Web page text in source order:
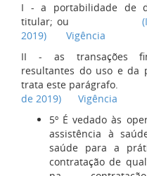
I - a portabilidade de
titular; ou
2019)
Vigência
II - as transações
resultantes do uso e da
trata este
de 2019)
Vigência
5º É vedado às
assistência à
saúde para a
contratação de